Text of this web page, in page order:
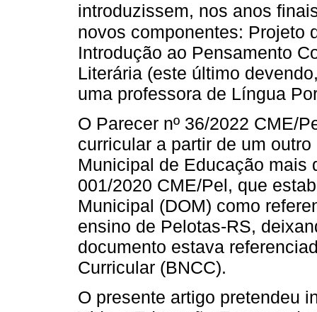
introduzissem, nos anos
novos componentes: Projeto
Introdução ao Pensamento
Literária (este último
uma professora de Língua
O Parecer nº 36/2022 CME/
curricular a partir de um
Municipal de Educação mais
001/2020 CME/Pel, que
Municipal (DOM) como
ensino de Pelotas-RS,
documento estava
Curricular (BNCC).
O presente artigo pretendeu